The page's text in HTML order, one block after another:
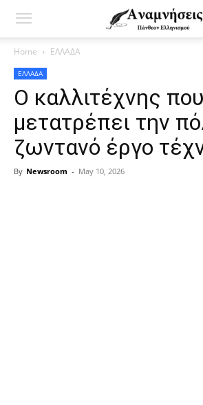
Home ΕΛΛΑΔΑ
ΕΛΛΑΔΑ
Ο καλλιτέχνης που
μετατρέπει την
ζωντανό έργο
By Newsroom - May 10, 2026